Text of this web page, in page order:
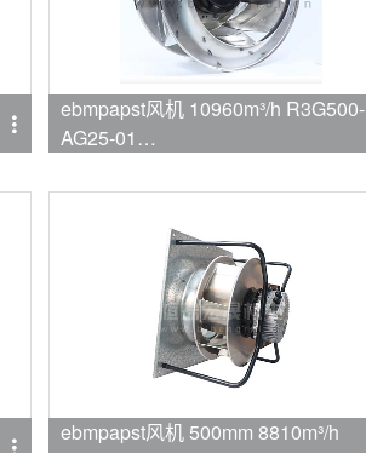
ebmpapst风机 10960m³/h R3G500-
AG25-01
ebmpapst风机 500mm 8810m³/h